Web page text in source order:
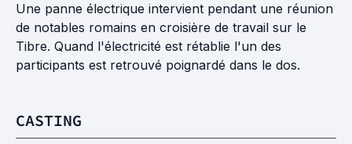
Une panne électrique intervient pendant une réunion
de notables romains en croisière de travail sur le
Tibre. Quand l'électricité est rétablie l'un des
participants est retrouvé poignardé dans le dos.
CASTING